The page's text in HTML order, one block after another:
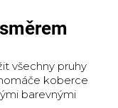
všechny pruhy
koberce
barevnými